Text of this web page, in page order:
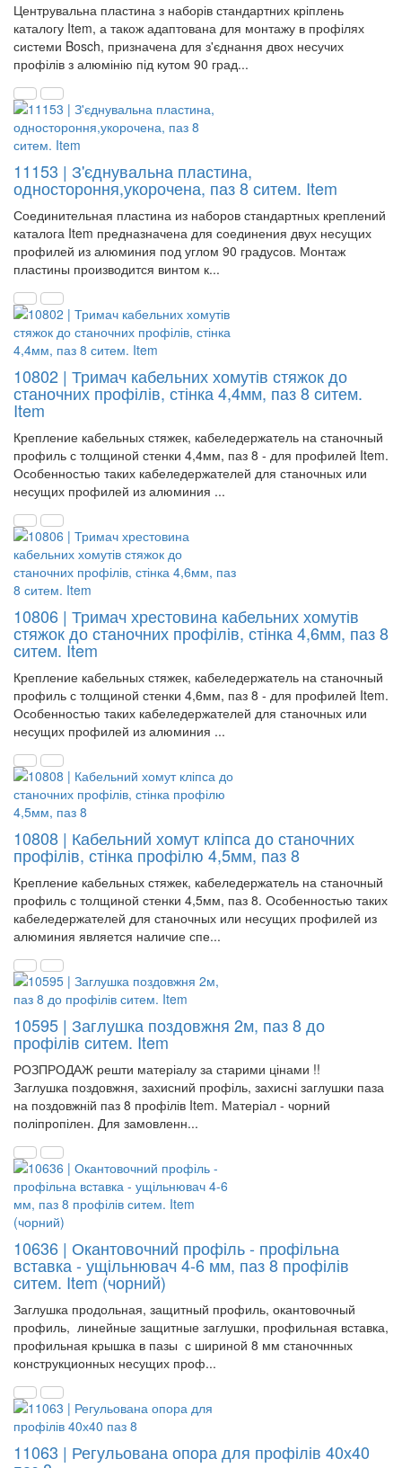
Центрувальна пластина з наборів стандартних кріплень
каталогу Item, а також адаптована для монтажу в профілях
системи Bosch, призначена для з'єднання двох несучих
профілів з алюмінію під кутом 90 град...
11153 | З'єднувальна пластина,
одностороння,укорочена, паз 8 ситем. Item
Соединительная пластина из наборов стандартных креплений
каталога Item предназначена для соединения двух несущих
профилей из алюминия под углом 90 градусов. Монтаж
пластины производится винтом к...
10802 | Тримач кабельних хомутів стяжок до
станочних профілів, стінка 4,4мм, паз 8 ситем.
Item
Крепление кабельных стяжек, кабеледержатель на станочный
профиль с толщиной стенки 4,4мм, паз 8 - для профилей Item.
Особенностью таких кабеледержателей для станочных или
несущих профилей из алюминия ...
10806 | Тримач хрестовина кабельних хомутів
стяжок до станочних профілів, стінка 4,6мм, паз 8
ситем. Item
Крепление кабельных стяжек, кабеледержатель на станочный
профиль с толщиной стенки 4,6мм, паз 8 - для профилей Item.
Особенностью таких кабеледержателей для станочных или
несущих профилей из алюминия ...
10808 | Кабельний хомут кліпса до станочних
профілів, стінка профілю 4,5мм, паз 8
Крепление кабельных стяжек, кабеледержатель на станочный
профиль с толщиной стенки 4,5мм, паз 8. Особенностью таких
кабеледержателей для станочных или несущих профилей из
алюминия является наличие спе...
10595 | Заглушка поздовжня 2м, паз 8 до
профілів ситем. Item
РОЗПРОДАЖ решти матеріалу за старими цінами !!
Заглушка поздовжня, захисний профіль, захисні заглушки паза
на поздовжній паз 8 профілів Item. Матеріал - чорний
поліпропілен. Для замовленн...
10636 | Окантовочний профіль - профільна
вставка - ущільнювач 4-6 мм, паз 8 профілів
ситем. Item (чорний)
Заглушка продольная, защитный профиль, окантовочный
профиль, линейные защитные заглушки, профильная вставка,
профильная крышка в пазы с шириной 8 мм станочнных
конструкционных несущих проф...
11063 | Регульована опора для профілів 40х40